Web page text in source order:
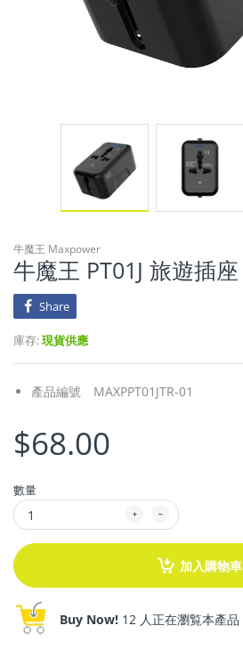
牛魔王 Maxpower
牛魔王 PT01J 旅遊插座
Share
庫存:現貨供應
產品編號 MAXPPT01JTR-01
$68.00
數量
加入購物車
Buy Now! 12 人正在瀏覧本產品